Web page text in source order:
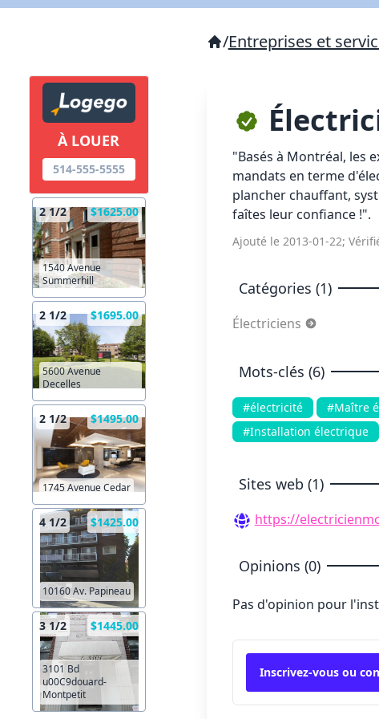
À LOUER
514-555-5555
2 1/2 $1625.00
1540 Avenue
Summerhill
2 1/2 $1695.00
5600 Avenue
Decelles
2 1/2 $1495.00
1745 Avenue Cedar
4 1/2 $1425.00
10160 Av. Papineau
3 1/2 $1445.00
3101 Bd
u00C9douard-
Montpetit
/Entreprises et
"Basés à Montréal, les
mandats en terme
plancher chauffant,
faîtes leur confiance !".
Ajouté le 2013-01-22;
Catégories (1)
Électriciens
Mots-clés (6)
#électricité #Maître
#Installation électrique
Sites web (1)
https://
Opinions (0)
Pas d'opinion pour
Inscrivez-vous ou